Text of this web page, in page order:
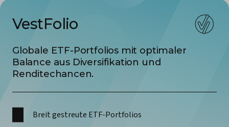
VestFolio
Globale ETF-Portfolios mit optimaler
Balance aus Diversifikation und
Renditechancen.
Breit gestreute ETF-Portfolios